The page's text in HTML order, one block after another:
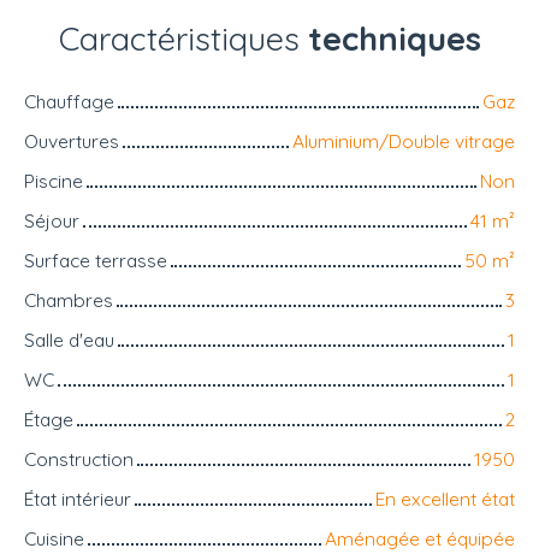
Caractéristiques techniques
Chauffage
Gaz
Ouvertures
Aluminium/Double vitrage
Piscine
Non
Séjour
41 m²
Surface terrasse
50 m²
Chambres
3
Salle d'eau
1
WC
1
Étage
2
Construction
1950
État intérieur
En excellent état
Cuisine
Aménagée et équipée